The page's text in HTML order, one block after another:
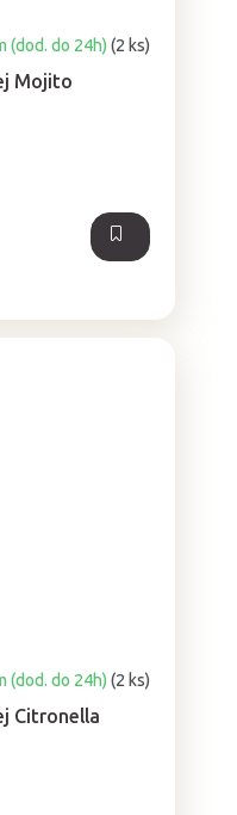
Mojito
(dod. do 24h) (2 ks)
Citronella
(dod. do 24h) (2 ks)